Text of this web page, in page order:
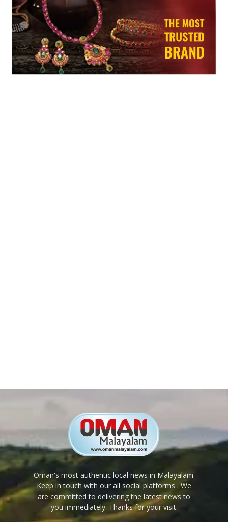
Oman's most authentic local news in Malayalam.
Keep in touch with our all social platforms . We
are committed to delivering the latest news to
you immediately. Thanks for your visit.